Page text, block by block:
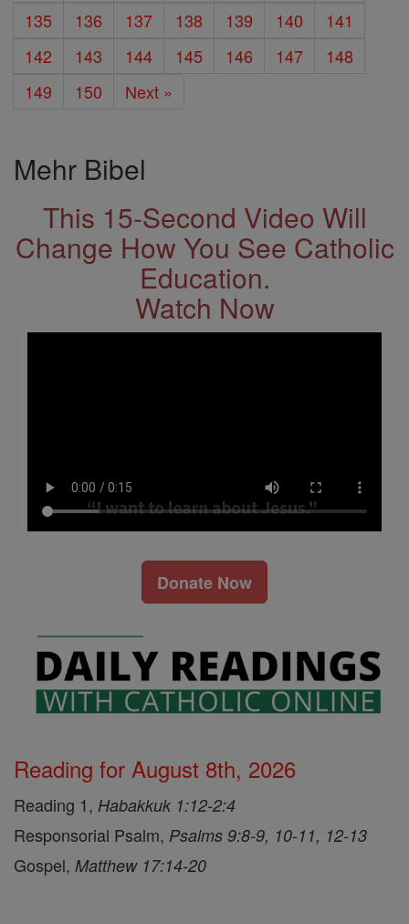
135
136 137 138 139 140
141
142
143 144 145 146 147
148
149
150 Next »
Mehr Bibel
This 15-Second Video Will
Change How You See Catholic
Education.
Watch Now
Donate Now
Reading for August 8th, 2026
Reading 1, Habakkuk 1:12-2:4
Responsorial Psalm, Psalms 9:8-9, 10-11, 12-13
Gospel, Matthew 17:14-20